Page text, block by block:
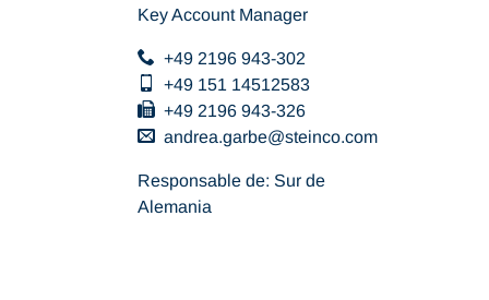
Key Account Manager
+49 2196 943-302
+49 151 14512583
+49 2196 943-326
andrea.garbe
steinco com
Responsable de: Sur de
Alemania